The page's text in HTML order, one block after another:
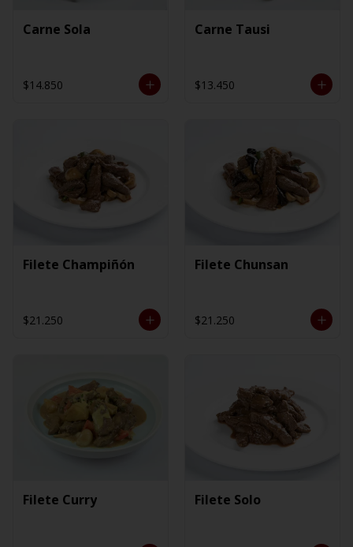
Carne Sola
$14.850
Carne Tausi
$13.450
Filete Champiñón
$21.250
Filete Chunsan
$21.250
Filete Curry Filete Solo